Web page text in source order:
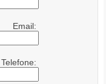
Email:
Telefone: